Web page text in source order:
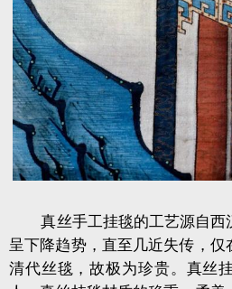
真丝手工挂毯的工艺源自西
呈下降趋势，直至几近失传，
清代丝毯，故极为珍贵。真丝